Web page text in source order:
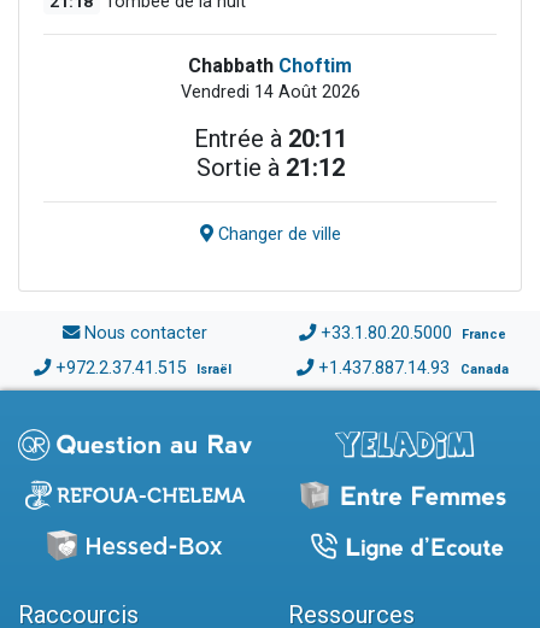
Chabbath Choftim
Vendredi 14 Août 2026
Entrée à 20:11
Sortie à 21:12
Changer de ville
Nous contacter +33.1.80.20.5000 France
+972.2.37.41.515 Israël +1.437.887.14.93 Canada
Raccourcis Ressources